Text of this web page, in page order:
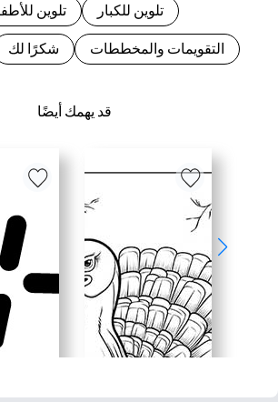
قد يهمك أيضًا
تلوين للكبار تلوين
التقويمات والمخططات شكرًا لك